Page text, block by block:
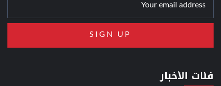
فئات الأخبار